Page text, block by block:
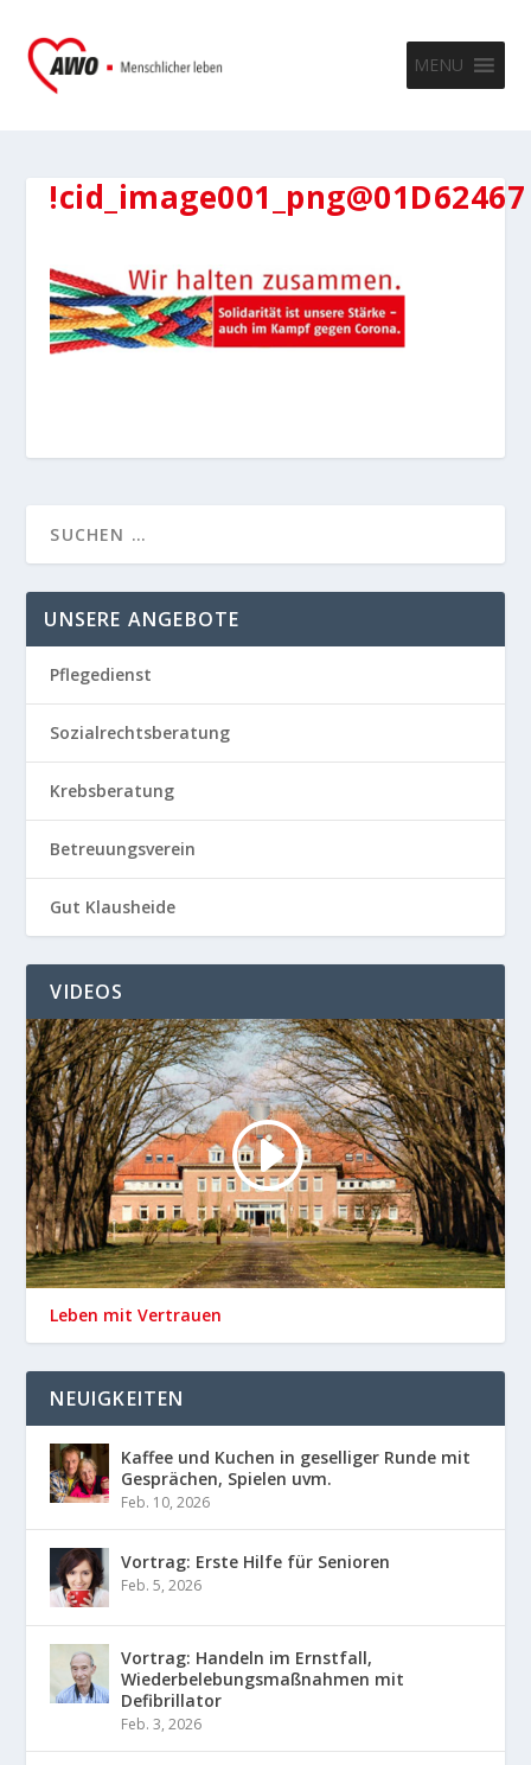
MENU
!cid_image001_png@01D62467
UNSERE ANGEBOTE
Pflegedienst
Sozialrechtsberatung
Krebsberatung
Betreuungsverein
Gut Klausheide
VIDEOS
Leben mit Vertrauen
NEUIGKEITEN
Kaffee und Kuchen in geselliger Runde mit
Gesprächen, Spielen uvm.
Feb. 10, 2026
Vortrag: Erste Hilfe für Senioren
Feb. 5, 2026
Vortrag: Handeln im Ernstfall,
Wiederbelebungsmaßnahmen mit
Defibrillator
Feb. 3, 2026